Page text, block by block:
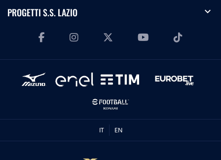
PROGETTI S.S. LAZIO expand_more
IT EN